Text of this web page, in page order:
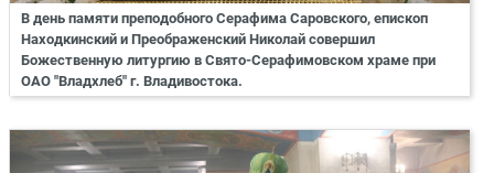
В день памяти преподобного Серафима Саровского, епископ
Находкинский и Преображенский Николай совершил
Божественную литургию в Свято-Серафимовском храме при
ОАО "Владхлеб" г. Владивостока.